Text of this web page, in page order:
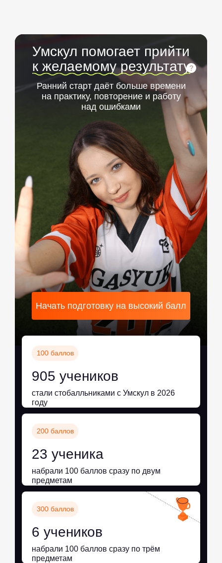
Ранний старт даёт больше времени
на практику, повторение и работу
над ошибками
100 баллов
200 баллов
300 баллов
905 учеников
23 ученика
Умскул помогает прийти
к желаемому результату
6 учеников
стали стобалльниками с Умскул в 2026
году
набрали 100 баллов сразу по двум
предметам
набрали 100 баллов сразу по трём
предметам
Начать подготовку на высокий балл